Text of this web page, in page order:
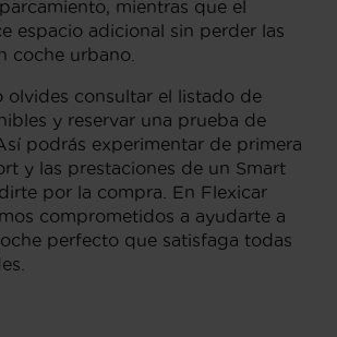
mientras que el
espacio adicional sin perder las
coche urbano.
olvides consultar el listado de
y reservar una prueba de
podrás experimentar de primera
y las prestaciones de un Smart
por la compra. En Flexicar
comprometidos a ayudarte a
perfecto que satisfaga todas